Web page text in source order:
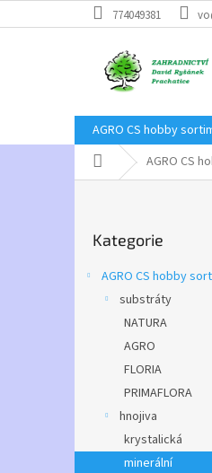
na
774049381
AGRO CS hobby
Domů AGRO CS
l
kategorie
Kategorie
AGRO CS hobby
substráty
NATURA
AGRO
FLORIA
PRIMAFLORA
hnojiva
krystalická
minerální